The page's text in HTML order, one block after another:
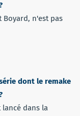
Boyard, n'est pas
dont le remake
dans la